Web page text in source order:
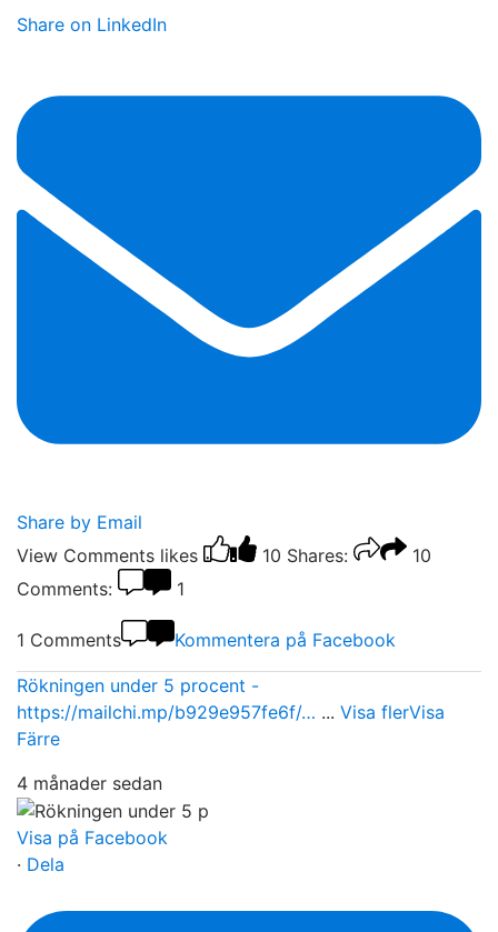
Share on LinkedIn
Share by Email
View Comments likes 10 Shares:
10
Comments:
1
1 Comments Kommentera på Facebook
Rökningen under 5 procent -
https://mailchi.mp/b929e957fe6f/… ... Visa flerVisa
Färre
4 månader sedan
Visa på Facebook
· Dela